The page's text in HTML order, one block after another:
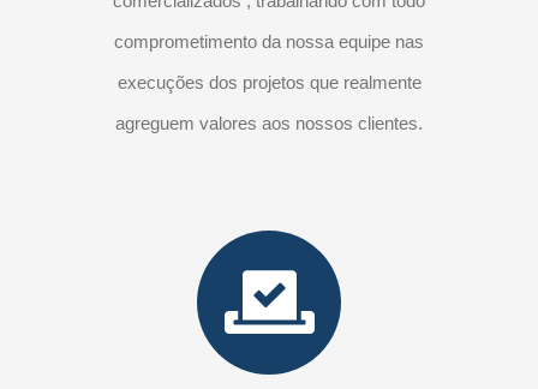
comprometimento da nossa equipe nas
execuções dos projetos que realmente
agreguem valores aos nossos clientes.